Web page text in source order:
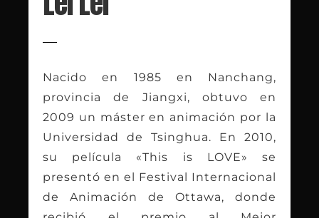
Nacido en 1985 en Nanchang,
provincia de Jiangxi, obtuvo en
2009 un máster en animación por la
Universidad de Tsinghua. En 2010,
su película «This is LOVE» se
presentó en el Festival Internacional
de Animación de Ottawa, donde